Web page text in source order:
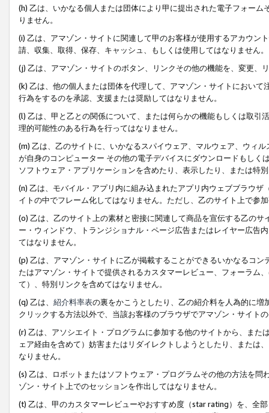
(h) 乙は、いかなる個人または団体により甲に提出された電子フォー
りません。
(i) 乙は、アマゾン・サイトに関連して甲のお客様が使用するアカウン
請、収集、取得、保存、キャッシュ、もしくは使用してはなりません。
(j) 乙は、アマゾン・サイトのボタン、リンクその他の機能を、変更、
(k) 乙は、他の個人または団体を代理して、アマゾン・サイトにおい
行為をするのを承認、支援または奨励してはなりません。
(l) 乙は、甲と乙との関係について、または何らかの機能もしくは取
理的可能性のある行為を行ってはなりません。
(m) 乙は、乙のサイトに、いかなるスパイウェア、マルウェア、ウィ
が自身のコンピューター その他の電子デバイスにダウンロードもし
ソフトウェア・アプリケーションを含めたり、表示したり、または特
(n) 乙は、モバイル・アプリ内に組み込まれたアプリ内ウェブブラウ
イトの中でフレーム化してはなりません。ただし、乙のサイト上で参
(o) 乙は、乙のサイト上の素材と密接に関連して商品を宣伝する乙の
ー・ウィンドウ、トランジショナル・ページ広告またはレイヤー広告
てはなりません。
(p) 乙は、アマゾン・サイトに乙が掲載することができるいかなるコ
たはアマゾン・サイトで提供されるカスタマーレビュー、フォーラム
て）、特別リンクを含めてはなりません。
(q) 乙は、 紹介料率表の裏をかこうとしたり、乙の紹介料を人為的に
クリックする方法以外で、当該お客様のブラウザでアマゾン・サイト
(r) 乙は、アソシエイト・プログラムに参加する他のサイトから、ま
ェア経由を含めて）妨害またはリダイレクトしようとしたり、または
なりません。
(s) 乙は、ロボットまたはソフトウェア・プログラムその他の方法を
ゾン・サイト上でのセッションを作出してはなりません。
(t) 乙は、甲のカスタマーレビューやおすすめ度（star rating）を、全